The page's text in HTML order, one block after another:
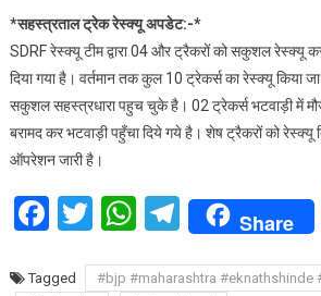
*सहस्त्रताल ट्रेक रेस्क्यू अपडेट:-*
SDRF रेस्क्यू टीम द्वारा 04 और ट्रैकरों को सकुशल रेस्क्यू
दिया गया है। वर्तमान तक कुल 10 ट्रेकर्स का रेस्क्यू किया
सकुशल सहस्त्रधारा पहुच चुके है। 02 ट्रेकर्स भटवाड़ी में
बरामद कर भटवाड़ी पहुँचा दिये गये है। शेष ट्रैकरों को
ऑपरेशन जारी है।
Facebook
Twitter
WhatsApp
Telegram
Share
Tagged
#bjp #maharashtra #eknathshinde